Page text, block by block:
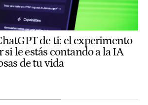
de ti: el experimento
si le estás contando a la IA
de tu vida